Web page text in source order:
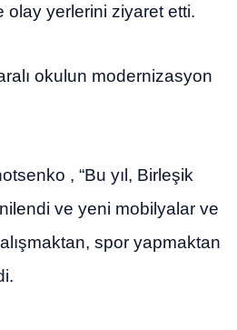
olay yerlerini ziyaret etti.
okulun modernizasyon
, “Bu yıl, Birleşik
ve yeni mobilyalar ve
spor yapmaktan